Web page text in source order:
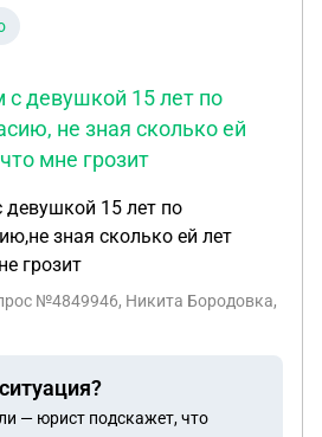
месяц на раздумья, так
документы за месяц до
чтобы по приезду нас
с девушкой 15 лет по
не зная сколько ей
мне грозит
девушкой 15 лет по
зная сколько ей лет
грозит
№4849946, Никита Бородовка,
— юрист подскажет, что